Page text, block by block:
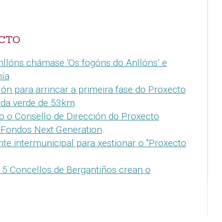
chámase ‘Os fogóns do Anllóns’ e
.
para arrincar a primeira fase do Proxecto
verde de 53km.
o Consello de Dirección do Proxecto
Next Generation.
intermunicipal para xestionar o "Proxecto
Concellos de Bergantiños crean o